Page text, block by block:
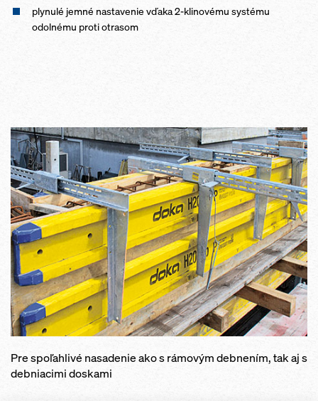
plynulé jemné nastavenie vďaka 2-klinovému systému
odolnému proti otrasom
Pre spoľahlivé nasadenie ako s rámovým debnením, tak aj s
debniacimi doskami